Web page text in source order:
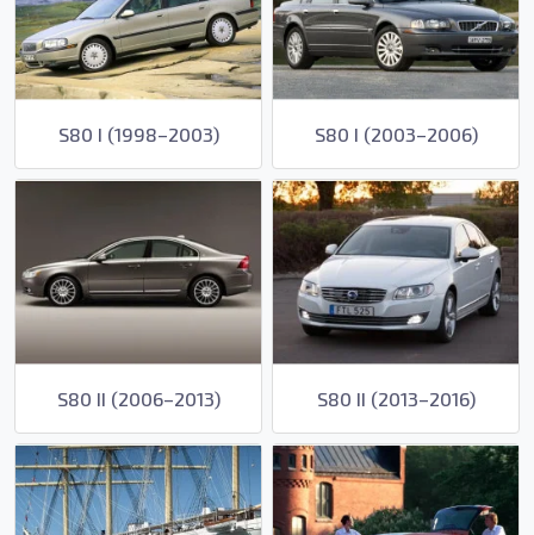
S80 I (1998–2003) S80 I (2003–2006)
S80 II (2006–2013) S80 II (2013–2016)